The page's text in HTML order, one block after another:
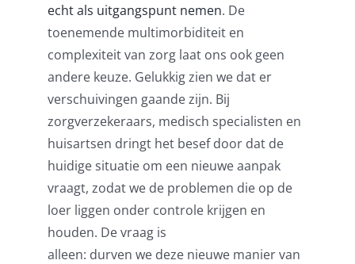
echt als uitgangspunt nemen. De
toenemende multimorbiditeit en
complexiteit van zorg laat ons ook geen
andere keuze. Gelukkig zien we dat er
verschuivingen gaande zijn. Bij
zorgverzekeraars, medisch specialisten en
huisartsen dringt het besef door dat de
huidige situatie om een nieuwe aanpak
vraagt, zodat we de problemen die op de
loer liggen onder controle krijgen en
houden. De vraag is
alleen: durven we deze nieuwe manier van